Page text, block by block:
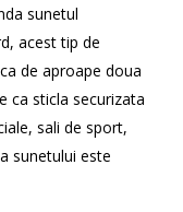
sunetul
acest tip de
de aproape doua
ca sticla securizata
sali de sport,
sunetului este